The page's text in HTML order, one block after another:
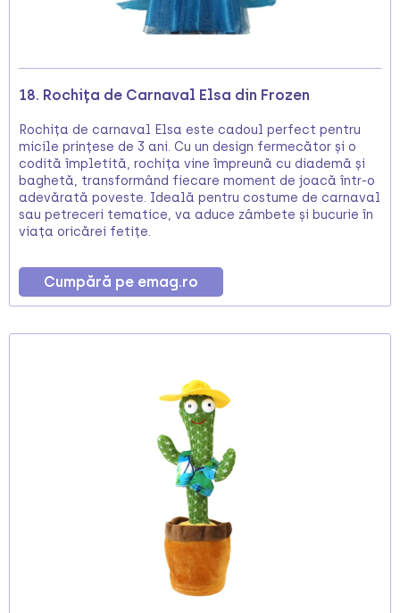
18. Rochița de Carnaval Elsa din Frozen
Rochița de carnaval Elsa este cadoul perfect pentru
micile prințese de 3 ani. Cu un design fermecător și o
codită împletită, rochița vine împreună cu diademă și
baghetă, transformând fiecare moment de joacă într-o
adevărată poveste. Ideală pentru costume de carnaval
sau petreceri tematice, va aduce zâmbete și bucurie în
viața oricărei fetițe.
Cumpără pe emag.ro